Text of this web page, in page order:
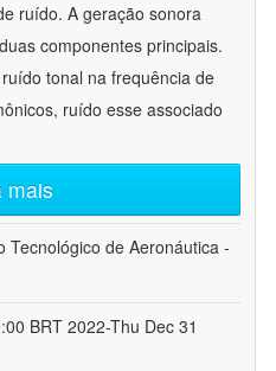
ruído. A geração sonora
componentes principais.
tonal na frequência de
ruído esse associado
mais
Tecnológico de Aeronáutica -
BRT 2022-Thu Dec 31